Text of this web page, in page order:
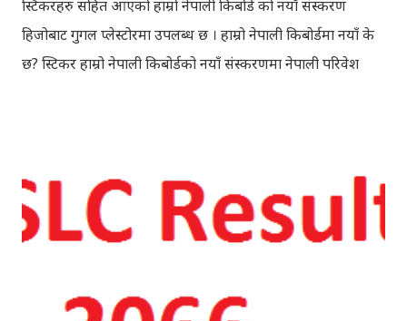
स्टिकरहरु सहित आएको हाम्रो नेपाली किबोर्ड को नयाँ संस्करण
हिजोबाट गुगल प्लेस्टोरमा उपलब्ध छ । हाम्रो नेपाली किबोर्डमा नयाँ के
छ? स्टिकर हाम्रो नेपाली किबोर्डको नयाँ संस्करणमा नेपाली परिवेश
स्टिकरहरुले प्रयोगकर्तालाई नयाँ अनुभव दिनेछ । नेपाली पारा, हाम्रो
साथी, नयाँ वर्ष, संगी, हाम्रो कान्छा, हाम्रो कान्छी, नक्कली, र बौचा व
मैचासमेत गरी आठ किसिमका स्टिकरहरु समावेश गरिएकोछ । हाम्रो
सकिन्छ । थिम हाम्रो नेपाली किबोर्डको यस संस्करणमा नयाँ किबोर्ड